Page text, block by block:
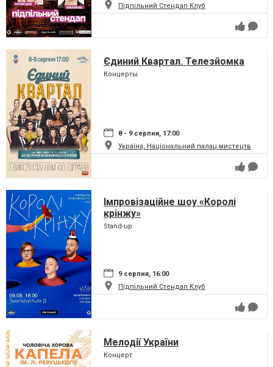
Підпільний Стендап Клуб
Єдиний Квартал. Телезйомка
Концерты
8 - 9 серпня, 17:00
Україна, Національний палац мистецтв
Імпровізаційне шоу «Королі
крінжу»
Stand-up
9 серпня, 16:00
Підпільний Стендап Клуб
Мелодії України
Концерт